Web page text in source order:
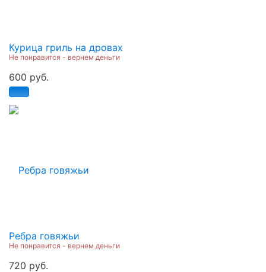
Курица гриль на дровах
Не понравится - вернем деньги
600 руб.
Ребра говяжьи
Не понравится - вернем деньги
720 руб.